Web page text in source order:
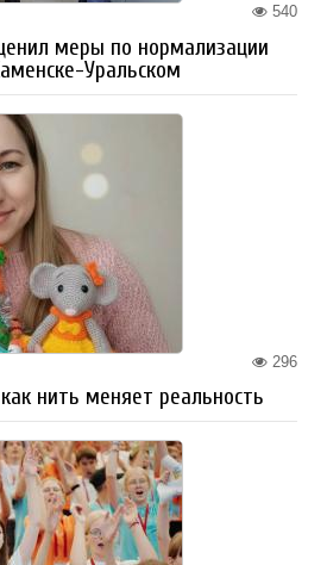
540
меры по нормализации
Уральском
296
нить меняет реальность